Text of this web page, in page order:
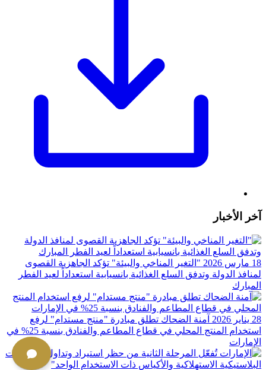
آخر الأخبار
18 مارس 2026
"التغير المناخي والبيئة" تؤكد الجاهزية القصوى
لمنافذ الدولة وتدفق السلع الغذائية بانسيابية استعداداً لعيد الفطر
المبارك
28 يناير 2026
آمنة الضحاك تطلق مبادرة "منتج مستدام" لرفع
استخدام المنتج المحلي في قطاع المطاعم والفنادق بنسبة 25%؜ في
الإمارات